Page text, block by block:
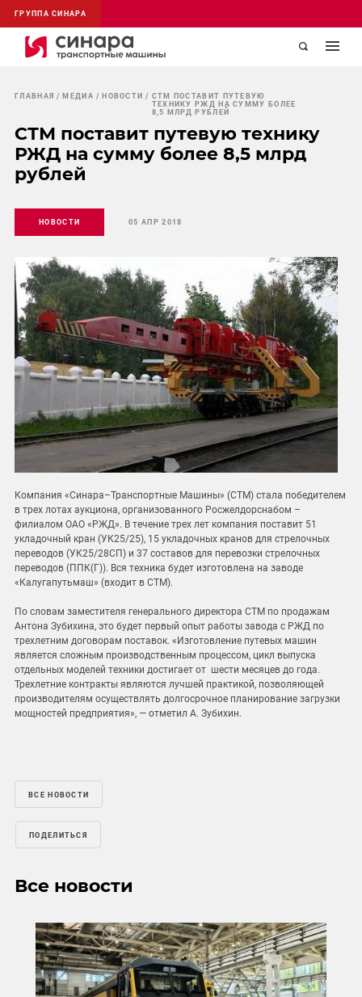
ГРУППА СИНАРА
ГЛАВНАЯ МЕДИА НОВОСТИ
СТМ ПОСТАВИТ ПУТЕВУЮ
ТЕХНИКУ РЖД НА СУММУ БОЛЕЕ
8,5 МЛРД РУБЛЕЙ
СТМ поставит путевую технику
РЖД на сумму более 8,5 млрд
рублей
НОВОСТИ 05 АПР 2018
Компания «Синара–Транспортные Машины» (СТМ) стала победителем
в трех лотах аукциона, организованного Росжелдорснабом –
филиалом ОАО «РЖД». В течение трех лет компания поставит 51
укладочный кран (УК25/25), 15 укладочных кранов для стрелочных
переводов (УК25/28СП) и 37 составов для перевозки стрелочных
переводов (ППК(Г)). Вся техника будет изготовлена на заводе
«Калугапутьмаш» (входит в СТМ).
По словам заместителя генерального директора СТМ по продажам
Антона Зубихина, это будет первый опыт работы завода с РЖД по
трехлетним договорам поставок. «Изготовление путевых машин
является сложным производственным процессом, цикл выпуска
отдельных моделей техники достигает от шести месяцев до года.
Трехлетние контракты являются лучшей практикой, позволяющей
производителям осуществлять долгосрочное планирование загрузки
мощностей предприятия», — отметил А. Зубихин.
ВСЕ НОВОСТИ
ПОДЕЛИТЬСЯ
Все новости